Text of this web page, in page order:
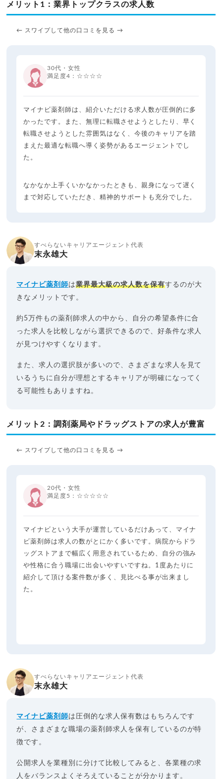
メリット1：業界トップクラスの求人数
← スワイプして他の口コミを見る →
30代・女性
満足度4：☆☆☆☆
マイナビ薬剤師は、紹介いただける求人数が圧倒的に多
かったです。また、無理に転職させようとしたり、早く
転職させようとした雰囲気はなく、今後のキャリアを踏
まえた最適な転職へ導く姿勢があるエージェントでし
た。
なかなか上手くいかなかったときも、親身になって遅く
まで対応していただき、精神的サポートも充分でした。
すべらないキャリアエージェント代表
末永雄大
マイナビ薬剤師は業界最大級の求人数を保有するのが大
きなメリットです。
約5万件もの薬剤師求人の中から、自分の希望条件に合
った求人を比較しながら選択できるので、好条件な求人
が見つけやすくなります。
また、求人の選択肢が多いので、さまざまな求人を見て
いるうちに自分が理想とするキャリアが明確になってく
る可能性もありますね。
メリット2：調剤薬局やドラッグストアの求人が豊富
← スワイプして他の口コミを見る →
20代・女性
満足度5：☆☆☆☆☆
マイナビという大手が運営しているだけあって、マイナ
ビ薬剤師は求人の数がとにかく多いです。病院からドラ
ッグストアまで幅広く用意されているため、自分の強み
や性格に合う職場に出会いやすいですね。1度あたりに
紹介して頂ける案件数が多く、見比べる事が出来まし
た。
すべらないキャリアエージェント代表
末永雄大
マイナビ薬剤師は圧倒的な求人保有数はもちろんです
が、さまざまな職場の薬剤師求人を保有しているのが特
徴です。
公開求人を業種別に分けて比較してみると、各業種の求
人をバランスよくそろえていることが分かります。